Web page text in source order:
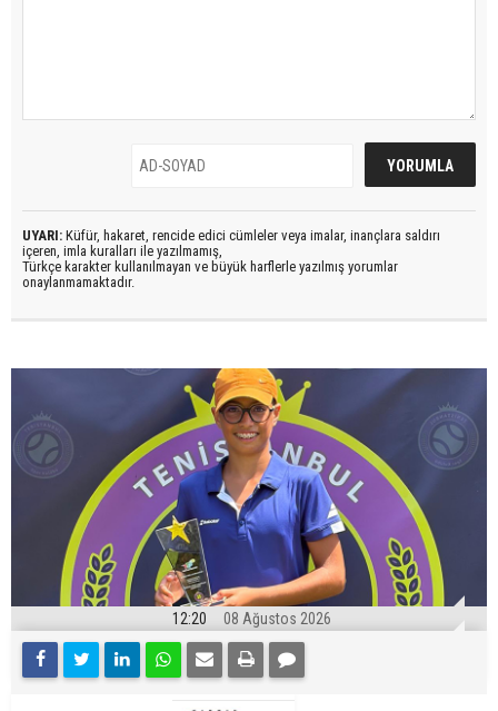
UYARI: Küfür, hakaret, rencide edici cümleler veya imalar, inançlara saldırı
içeren, imla kuralları ile yazılmamış,
Türkçe karakter kullanılmayan ve büyük harflerle yazılmış yorumlar
onaylanmamaktadır.
12:20 08 Ağustos 2026